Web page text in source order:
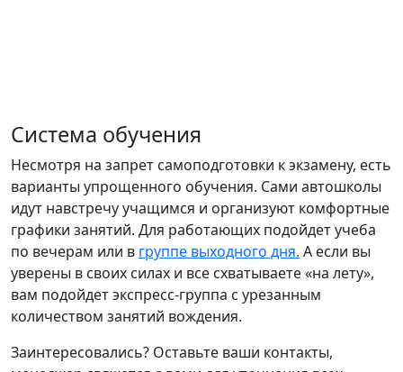
Система обучения
Несмотря на запрет самоподготовки к экзамену, есть
варианты упрощенного обучения. Сами автошколы
идут навстречу учащимся и организуют комфортные
графики занятий. Для работающих подойдет учеба
по вечерам или в группе выходного дня. А если вы
уверены в своих силах и все схватываете «на лету»,
вам подойдет экспресс-группа с урезанным
количеством занятий вождения.
Заинтересовались? Оставьте ваши контакты,